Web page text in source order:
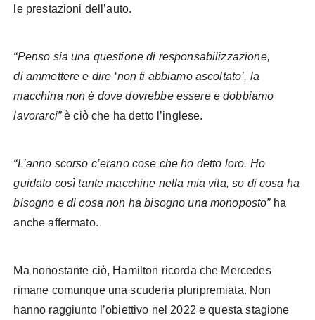
le prestazioni dell’auto.
“Penso sia una questione di responsabilizzazione,
di ammettere e dire ‘non ti abbiamo ascoltato’, la
macchina non è dove dovrebbe essere e dobbiamo
lavorarci”è ciò che ha detto l’inglese.
“L’anno scorso c’erano cose che ho detto loro. Ho
guidato così tante macchine nella mia vita, so di cosa ha
bisogno e di cosa non ha bisogno una monoposto” ha
anche affermato.
Ma nonostante ciò, Hamilton ricorda che Mercedes
rimane comunque una scuderia pluripremiata. Non
hanno raggiunto l’obiettivo nel 2022 e questa stagione